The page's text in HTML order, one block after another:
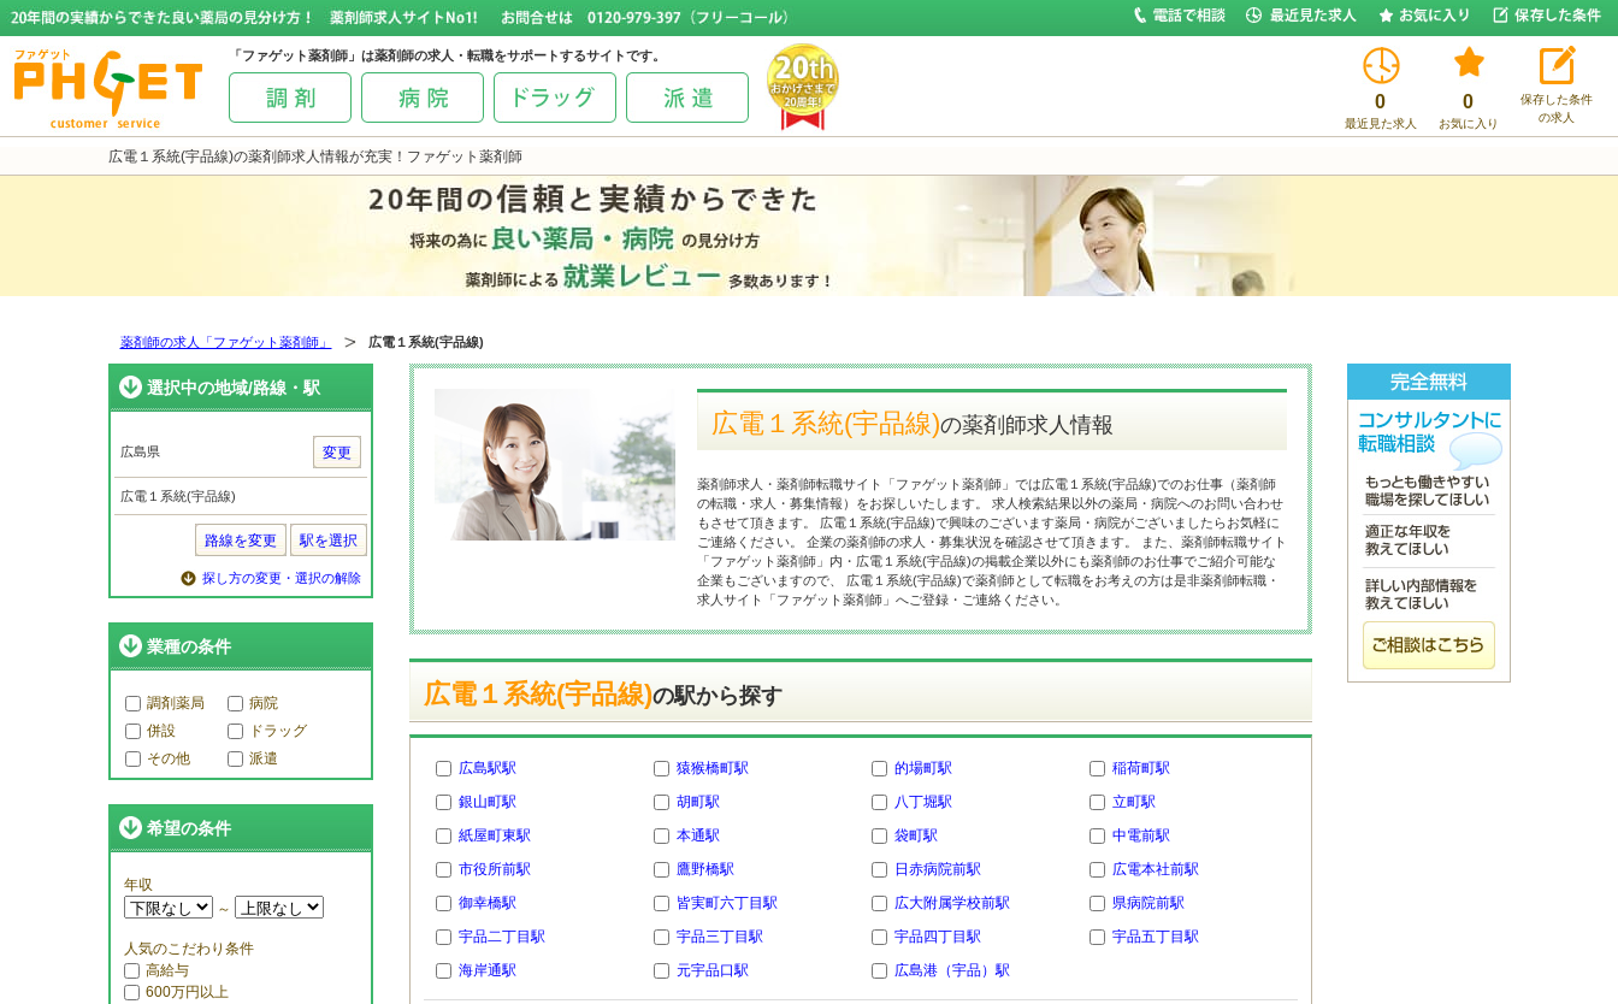
広電１系統(宇品線)の薬剤師求人情報が充実！ファゲット薬剤師
「ファゲット薬剤師」は薬剤師の求人・転職をサポートするサイトです。
0
最近見た求人
0
お気に入り
保存した条件
の求人
薬剤師の求人「ファゲット薬剤師」 広電１系統(宇品線)
選択中の地域/路線・駅
広島県 変更
広電１系統(宇品線)
路線を変更 駅を選択
探し方の変更・選択の解除
業種の条件
調剤薬局
病院
併設
ドラッグ
その他
派遣
希望の条件
年収
～
人気のこだわり条件
高給与
600万円以上
広電１系統(宇品線)の薬剤師求人情報
薬剤師求人・薬剤師転職サイト「ファゲット薬剤師」では広電１系統(宇品線)でのお仕事（薬剤師
の転職・求人・募集情報）をお探しいたします。 求人検索結果以外の薬局・病院へのお問い合わせ
もさせて頂きます。 広電１系統(宇品線)で興味のございます薬局・病院がございましたらお気軽に
ご連絡ください。 企業の薬剤師の求人・募集状況を確認させて頂きます。 また、薬剤師転職サイト
「ファゲット薬剤師」内・広電１系統(宇品線)の掲載企業以外にも薬剤師のお仕事でご紹介可能な
企業もございますので、 広電１系統(宇品線)で薬剤師として転職をお考えの方は是非薬剤師転職・
求人サイト「ファゲット薬剤師」へご登録・ご連絡ください。
広電１系統(宇品線)の駅から探す
広島駅駅 猿猴橋町駅 的場町駅
稲荷町駅
銀山町駅
胡町駅 八丁堀駅
立町駅
紙屋町東駅
本通駅 袋町駅
中電前駅
市役所前駅
鷹野橋駅 日赤病院前駅
広電本社前駅
御幸橋駅
皆実町六丁目駅 広大附属学校前駅
県病院前駅
宇品二丁目駅
宇品三丁目駅 宇品四丁目駅
宇品五丁目駅
海岸通駅
元宇品口駅 広島港（宇品）駅